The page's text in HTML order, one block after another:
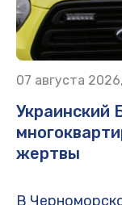
07 августа
Украинский
жертвы
В